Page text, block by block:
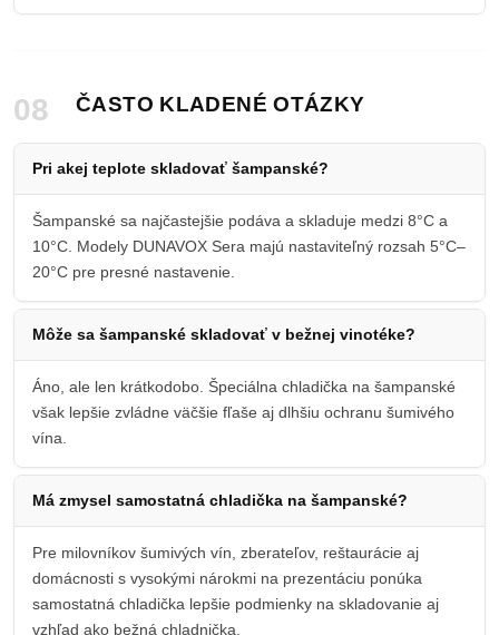
08 ČASTO KLADENÉ OTÁZKY
Pri akej teplote skladovať šampanské?
Šampanské sa najčastejšie podáva a skladuje medzi 8°C a
10°C. Modely DUNAVOX Sera majú nastaviteľný rozsah 5°C–
20°C pre presné nastavenie.
Môže sa šampanské skladovať v bežnej vinotéke?
Áno, ale len krátkodobo. Špeciálna chladička na šampanské
však lepšie zvládne väčšie fľaše aj dlhšiu ochranu šumivého
vína.
Má zmysel samostatná chladička na šampanské?
Pre milovníkov šumivých vín, zberateľov, reštaurácie aj
domácnosti s vysokými nárokmi na prezentáciu ponúka
samostatná chladička lepšie podmienky na skladovanie aj
vzhľad ako bežná chladnička.